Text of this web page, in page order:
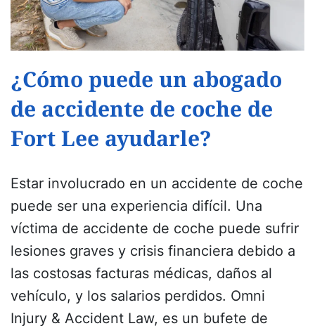
¿Cómo puede un abogado
de accidente de coche de
Fort Lee ayudarle?
Estar involucrado en un accidente de coche
puede ser una experiencia difícil. Una
víctima de accidente de coche puede sufrir
lesiones graves y crisis financiera debido a
las costosas facturas médicas, daños al
vehículo, y los salarios perdidos. Omni
Injury & Accident Law, es un bufete de